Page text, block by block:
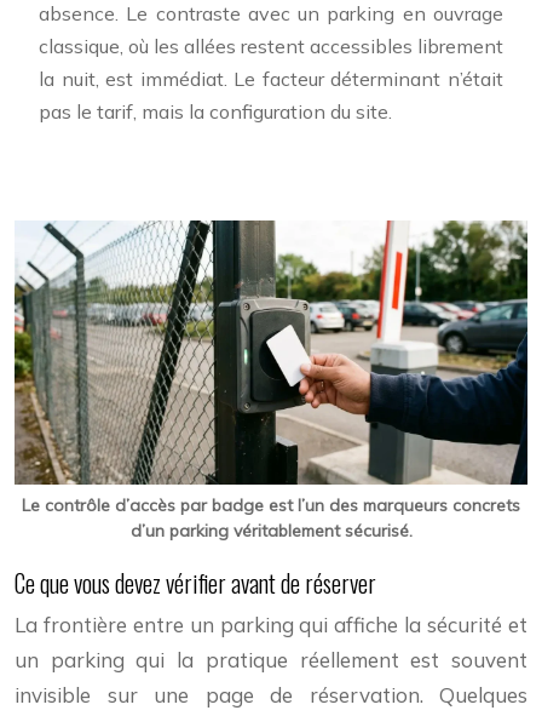
absence. Le contraste avec un parking en ouvrage
classique, où les allées restent accessibles librement
la nuit, est immédiat. Le facteur déterminant n’était
pas le tarif, mais la configuration du site.
Le contrôle d’accès par badge est l’un des marqueurs concrets
d’un parking véritablement sécurisé.
Ce que vous devez vérifier avant de réserver
La frontière entre un parking qui affiche la sécurité et
un parking qui la pratique réellement est souvent
invisible sur une page de réservation. Quelques